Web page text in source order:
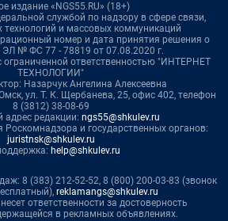
издание «NGS55.RU» (18+)
службой по надзору в сфере связи,
и массовых коммуникаций
номер и дата принятия решения о
ЭЛ № ФС 77 - 78819 от 07.08.2020 г.
ограниченной ответственностью "ИНТЕРНЕТ
ТЕХНОЛОГИИ"
Назарчук Ангелина Алексеевна
ул. Т. К. Щербанева, 25, офис 402, телефон
8 (3812) 38-08-69
адрес редакции: ngs55@shkulev.ru
Роскомнадзора и государственных органов:
juristnsk@shkulev.ru
help@shkulev.ru
8 (383) 212-52-52, 8 (800) 200-03-83 (звонок
reklamangs@shkulev.ru
ответственности за достоверность
в рекламных объявлениях.